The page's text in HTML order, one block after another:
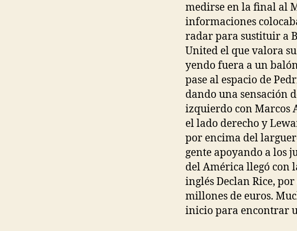
medirse en la final al
informaciones
radar para sustituir a
United el que valora
yendo fuera a un
pase al espacio de
dando una sensación
izquierdo con Marcos
el lado derecho y
por encima del
gente apoyando a los
del América llegó con
inglés Declan Rice,
millones de euros.
inicio para encontrar